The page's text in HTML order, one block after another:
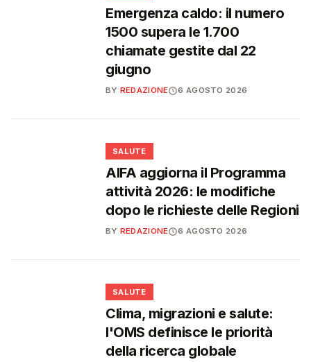
Emergenza caldo: il numero
1500 supera le 1.700
chiamate gestite dal 22
giugno
BY REDAZIONE 6 AGOSTO 2026
SALUTE
AIFA aggiorna il Programma
attività 2026: le modifiche
dopo le richieste delle Regioni
BY REDAZIONE 6 AGOSTO 2026
SALUTE
Clima, migrazioni e salute:
l'OMS definisce le priorità
della ricerca globale